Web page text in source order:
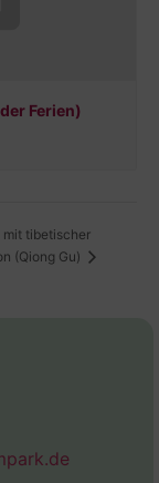
Ferien)
mit tibetischer
(Qiong Gu)